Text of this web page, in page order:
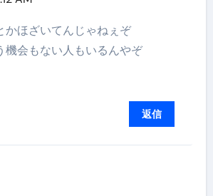
かほざいてんじゃねぇぞ
機会もない人もいるんやぞ
返信